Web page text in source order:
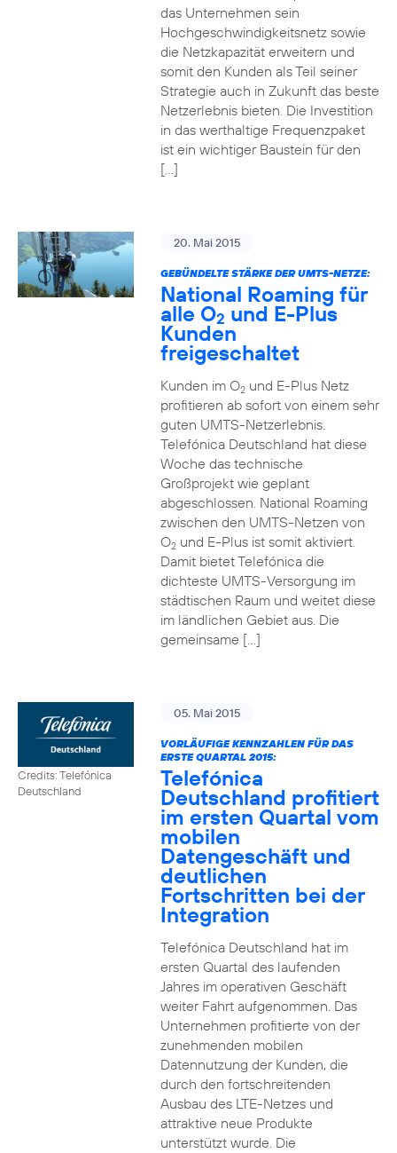
das Unternehmen sein
Hochgeschwindigkeitsnetz sowie
die Netzkapazität erweitern und
somit den Kunden als Teil seiner
Strategie auch in Zukunft das beste
Netzerlebnis bieten. Die Investition
in das werthaltige Frequenzpaket
ist ein wichtiger Baustein für den
[…]
20. Mai 2015
GEBÜNDELTE STÄRKE DER UMTS-NETZE:
National Roaming für
alle O2 und E-Plus
Kunden
freigeschaltet
Kunden im O2und E-Plus Netz
profitieren ab sofort von einem sehr
guten UMTS-Netzerlebnis.
Telefónica Deutschland hat diese
Woche das technische
Großprojekt wie geplant
abgeschlossen. National Roaming
zwischen den UMTS-Netzen von
O2und E-Plus ist somit aktiviert.
Damit bietet Telefónica die
dichteste UMTS-Versorgung im
städtischen Raum und weitet diese
im ländlichen Gebiet aus. Die
gemeinsame […]
Credits: Telefónica
Deutschland
05. Mai 2015
VORLÄUFIGE KENNZAHLEN FÜR DAS
ERSTE QUARTAL 2015:
Telefónica
Deutschland profitiert
im ersten Quartal vom
mobilen
Datengeschäft und
deutlichen
Fortschritten bei der
Integration
Telefónica Deutschland hat im
ersten Quartal des laufenden
Jahres im operativen Geschäft
weiter Fahrt aufgenommen. Das
Unternehmen profitierte von der
zunehmenden mobilen
Datennutzung der Kunden, die
durch den fortschreitenden
Ausbau des LTE-Netzes und
attraktive neue Produkte
unterstützt wurde. Die